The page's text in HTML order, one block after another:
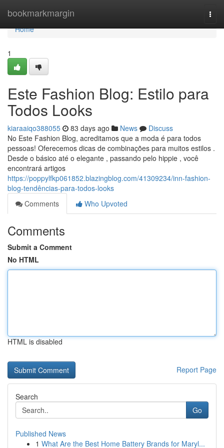
bookmarkmargin
Home
Home
1
Este Fashion Blog: Estilo para
Todos Looks
kiaraaiqo388055 83 days ago News
Discuss
No Este Fashion Blog, acreditamos que a moda é para todos
pessoas! Oferecemos dicas de combinações para muitos estilos .
Desde o básico até o elegante , passando pelo hippie , você
encontrará artigos
https://poppylfkp061852.blazingblog.com/41309234/inn-fashion-
blog-tendências-para-todos-looks
Comments
Who Upvoted
Comments
Submit a Comment
No HTML
HTML is disabled
Report Page
Search
Go
Published News
1 What Are the Best Home Battery Brands for Maryl...